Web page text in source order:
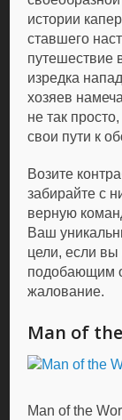
истории
ставшего
путешествие
изредка
хозяев
не так
свои пути к
Возите
забирайте с
верную
Ваш
цели, если вы
подобающим
жалование.
Man of
Man of the